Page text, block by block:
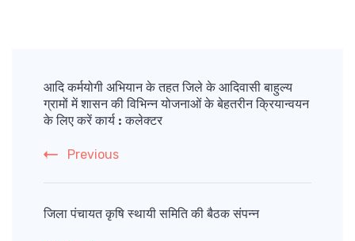
Navigation
आदि कर्मयोगी अभियान के तहत जिले के आदिवासी बाहुल्य
ग्रामों में शासन की विभिन्न योजनाओं के बेहतरीन क्रियान्वयन
के लिए करें कार्य : कलेक्टर
Previous
जिला पंचायत कृषि स्थायी समिति की बैठक संपन्न